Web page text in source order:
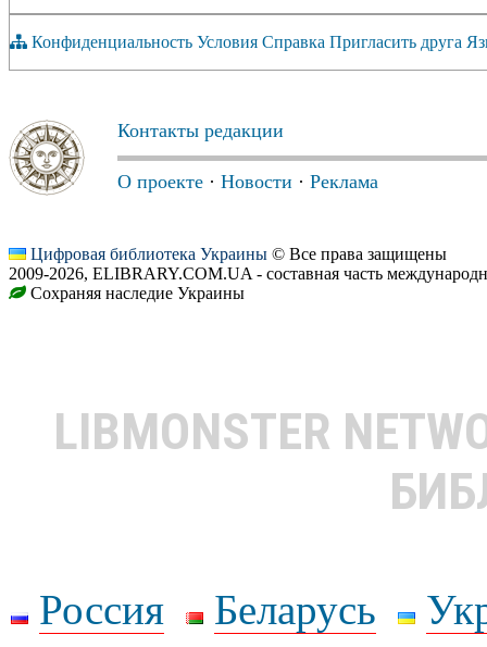
Конфиденциальность Условия Справка Пригласить друга
Контакты редакции
О проекте · Новости · Реклама
Цифровая библиотека Украины © Все права защищены
2009-2026, ELIBRARY.COM.UA - составная часть
Сохраняя наследие Украины
LIBMONSTER
Россия Беларусь